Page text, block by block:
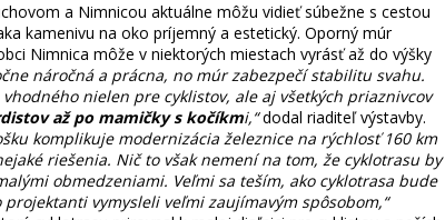
a Nimnicou aktuálne môžu vidieť súbežne s cestou
kamenivu na oko príjemný a estetický. Oporný múr
Nimnica môže v niektorých miestach vyrásť až do výšky
náročná a prácna, no múr zabezpečí stabilitu svahu.
nielen pre cyklistov, ale aj všetkých priaznivcov
až po mamičky s kočíkmi,“dodal riaditeľ výstavby.
komplikuje modernizácia železnice na rýchlosť 160 km
riešenia. Nič to však nemení na tom, že cyklotrasu by
obmedzeniami. Veľmi sa teším, ako cyklotrasa bude
vymysleli veľmi zaujímavým spôsobom,“